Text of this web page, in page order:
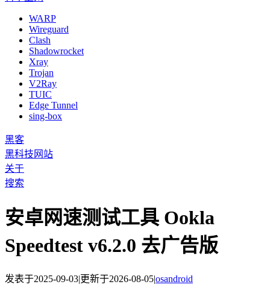
WARP
Wireguard
Clash
Shadowrocket
Xray
Trojan
V2Ray
TUIC
Edge Tunnel
sing-box
黑客
黑科技网站
关于
搜索
安卓网速测试工具 Ookla
Speedtest v6.2.0 去广告版
发表于2025-09-03|更新于2026-08-05|osandroid